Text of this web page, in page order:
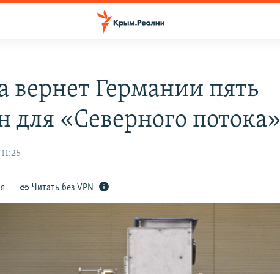
вернет Германии пять
для «Северного потока»
Читать без VPN